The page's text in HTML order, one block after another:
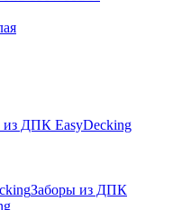
из ДПК EasyDecking
Заборы из ДПК